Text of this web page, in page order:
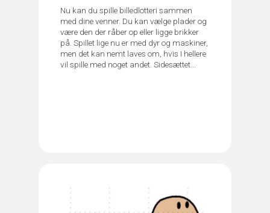
Nu kan du spille billedlotteri sammen
med dine venner. Du kan vælge plader og
være den der råber op eller ligge brikker
på. Spillet lige nu er med dyr og maskiner,
men det kan nemt laves om, hvis I hellere
vil spille med noget andet. Sidesættet...